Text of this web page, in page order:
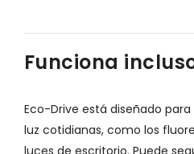
Funciona
Eco-Drive está diseñado
luz cotidianas, como los
luces de escritorio. Puede